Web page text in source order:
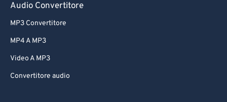
Audio Convertitore
MP3 Convertitore
MP4 A MP3
Video A MP3
Convertitore audio